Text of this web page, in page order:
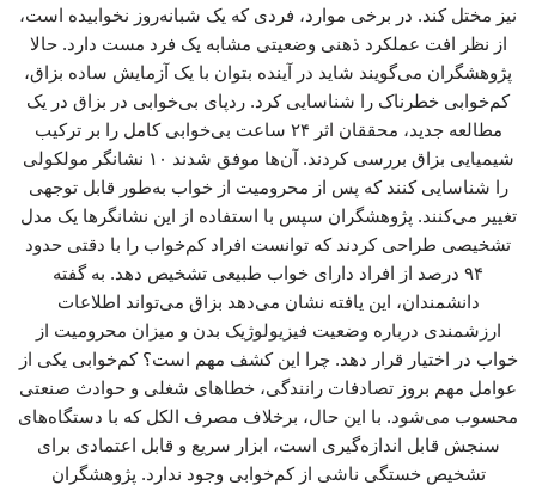
نیز مختل کند. در برخی موارد، فردی که یک شبانه‌روز نخوابیده است،
از نظر افت عملکرد ذهنی وضعیتی مشابه یک فرد مست دارد. حالا
پژوهشگران می‌گویند شاید در آینده بتوان با یک آزمایش ساده بزاق،
کم‌خوابی خطرناک را شناسایی کرد. ردپای بی‌خوابی در بزاق در یک
مطالعه جدید، محققان اثر ۲۴ ساعت بی‌خوابی کامل را بر ترکیب
شیمیایی بزاق بررسی کردند. آن‌ها موفق شدند ۱۰ نشانگر مولکولی
را شناسایی کنند که پس از محرومیت از خواب به‌طور قابل توجهی
تغییر می‌کنند. پژوهشگران سپس با استفاده از این نشانگرها یک مدل
تشخیصی طراحی کردند که توانست افراد کم‌خواب را با دقتی حدود
۹۴ درصد از افراد دارای خواب طبیعی تشخیص دهد. به گفته
دانشمندان، این یافته نشان می‌دهد بزاق می‌تواند اطلاعات
ارزشمندی درباره وضعیت فیزیولوژیک بدن و میزان محرومیت از
خواب در اختیار قرار دهد. چرا این کشف مهم است؟ کم‌خوابی یکی از
عوامل مهم بروز تصادفات رانندگی، خطاهای شغلی و حوادث صنعتی
محسوب می‌شود. با این حال، برخلاف مصرف الکل که با دستگاه‌های
سنجش قابل اندازه‌گیری است، ابزار سریع و قابل اعتمادی برای
تشخیص خستگی ناشی از کم‌خوابی وجود ندارد. پژوهشگران